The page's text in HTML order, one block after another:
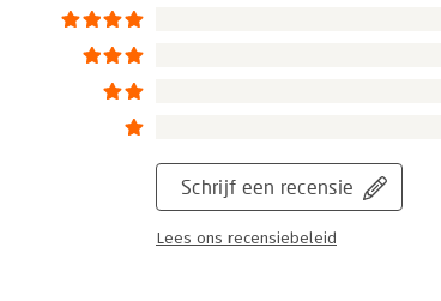
Schrijf een recensie
Lees ons recensiebeleid